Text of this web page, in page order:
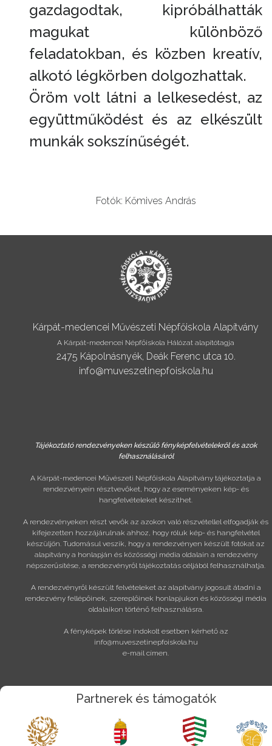
gazdagodtak, kipróbálhatták
magukat különböző
feladatokban, és közben kreatív,
alkotó légkörben dolgozhattak.
Öröm volt látni a lelkesedést, az
együttműködést és az elkészült
munkák sokszínűségét.
Fotók: Kőmives András
Kárpát-medencei Művészeti Népfőiskola Alapítvány
A Kárpát-medencei Népfőiskola Hálózat alapítótagja
2475 Kápolnásnyék, Deák Ferenc utca 10.
info@muveszetinepfoiskola.hu
Tájékoztató rendezvényeken készülő fényképfelvételekről és azok
felhasználásáról
A Kárpát-medencei Művészeti Népfőiskola Alapítvány tájékoztatja a
rendezvényein résztvevőket, hogy az eseményeken kép- és
hangfelvételeket készíthet.
A rendezvényeken részt vevők az azokon való részvétellel elfogadják és
kifejezetten hozzájárulnak ahhoz, hogy róluk kép- és hangfelvétel
készüljön. Tudomásul veszik, hogy a rendezvényen készült fotókat az
alapítvány a honlapján és közösségi média oldalain a rendezvény
népszerűsítése, a rendezvényről tájékoztatás céljából felhasználhatja.
A rendezvényről készült felvételeket az alapítvány jogosult átadni a
rendezvény fellépőinek, szereplőinek honlapjukon és közösségi média
oldalaikon történő felhasználásra.
A fényképek törlése indokolt esetben kérhető az
info@muveszetinepfoiskola.hu
e-mail címen.
Partnerek és támogatók